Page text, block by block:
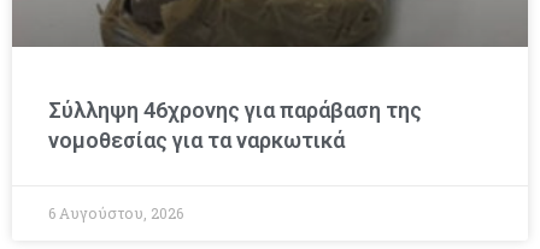
Σύλληψη 46χρονης για παράβαση της
νομοθεσίας για τα ναρκωτικά
6 Αυγούστου, 2026